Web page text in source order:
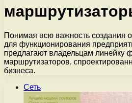
Понимая всю важность создания
для функционирования
предлагают владельцам линейку
маршрутизаторов,
бизнеса.
Сеть